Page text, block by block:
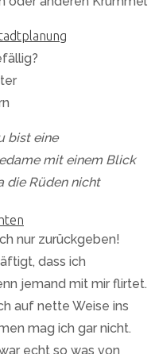
bist eine
mit einem Blick
die Rüden nicht
nur zurückgeben!
dass ich
jemand mit mir flirtet.
auf nette Weise ins
mag ich gar nicht.
echt so was von